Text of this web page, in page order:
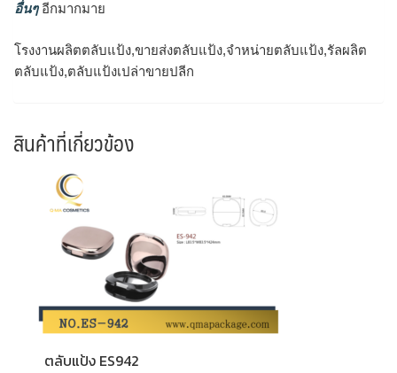
อื่นๆอีกมากมาย
โรงงานผลิตตลับแป้ง,ขายส่งตลับแป้ง,จำหน่ายตลับแป้ง,รัลผลิต
ตลับแป้ง,ตลับแป้งเปล่าขายปลีก
สินค้าที่เกี่ยวข้อง
ตลับแป้ง ES942